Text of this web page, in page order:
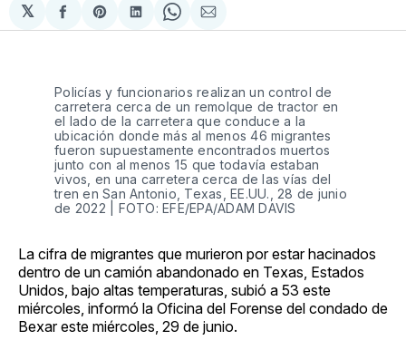
𝕏
Compartir
en
Share
on
Compartir
en
Share
on
Compartir
via
Policías y funcionarios realizan un control de
carretera cerca de un remolque de tractor en
el lado de la carretera que conduce a la
ubicación donde más al menos 46 migrantes
fueron supuestamente encontrados muertos
junto con al menos 15 que todavía estaban
vivos, en una carretera cerca de las vías del
tren en San Antonio, Texas, EE.UU., 28 de junio
de 2022 | FOTO: EFE/EPA/ADAM DAVIS
La cifra de migrantes que murieron por estar hacinados
dentro de un camión abandonado en Texas, Estados
Unidos, bajo altas temperaturas, subió a 53 este
miércoles, informó la Oficina del Forense del condado de
Bexar este miércoles, 29 de junio.